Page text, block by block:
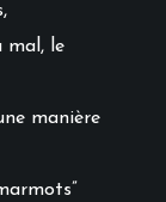
mal, le
manière